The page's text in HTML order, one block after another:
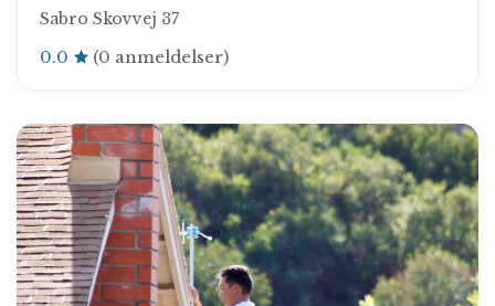
Sabro Skovvej 37
0.0 (0 anmeldelser)